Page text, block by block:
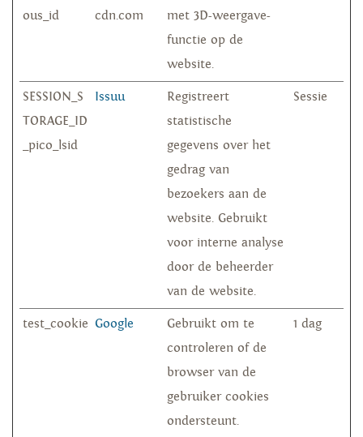
ous_id
cdn.com
met 3D-weergave-
functie op de
website.
SESSION_S
TORAGE_ID
_pico_lsid
Issuu
Registreert
statistische
gegevens over het
gedrag van
bezoekers aan de
website. Gebruikt
voor interne analyse
door de beheerder
van de website.
Sessie
test_cookie Google
Gebruikt om te
controleren of de
browser van de
gebruiker cookies
ondersteunt.
1 dag